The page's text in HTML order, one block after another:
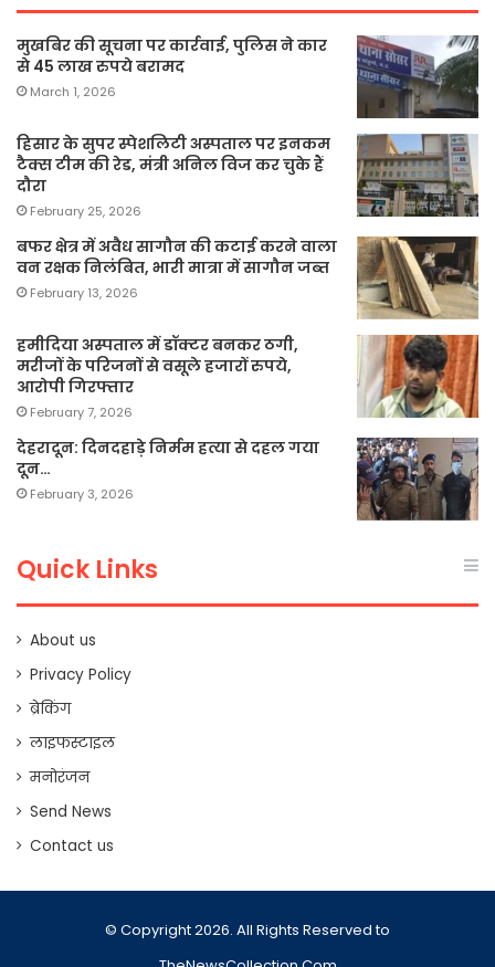
मुखबिर की सूचना पर कार्रवाई, पुलिस ने कार
से 45 लाख रुपये बरामद
March 1, 2026
हिसार के सुपर स्पेशलिटी अस्पताल पर इनकम
टैक्स टीम की रेड, मंत्री अनिल विज कर चुके हैं
दौरा
February 25, 2026
बफर क्षेत्र में अवैध सागौन की कटाई करने वाला
वन रक्षक निलंबित, भारी मात्रा में सागौन जब्त
February 13, 2026
हमीदिया अस्पताल में डॉक्टर बनकर ठगी,
मरीजों के परिजनों से वसूले हजारों रुपये,
आरोपी गिरफ्तार
February 7, 2026
देहरादून: दिनदहाड़े निर्मम हत्या से दहल गया
दून…
February 3, 2026
Quick Links
About us
Privacy Policy
ब्रेकिंग
लाइफस्टाइल
मनोरंजन
Send News
Contact us
© Copyright 2026. All Rights Reserved to